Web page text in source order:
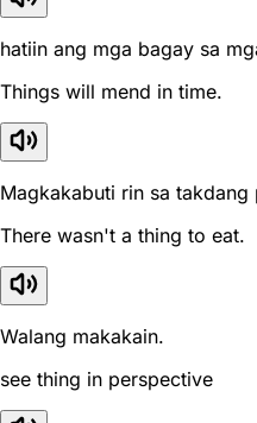
hatiin ang mga bagay sa
Things will mend in time.
Magkakabuti rin sa takdang
There wasn't a thing to eat.
Walang makakain.
see thing in perspective